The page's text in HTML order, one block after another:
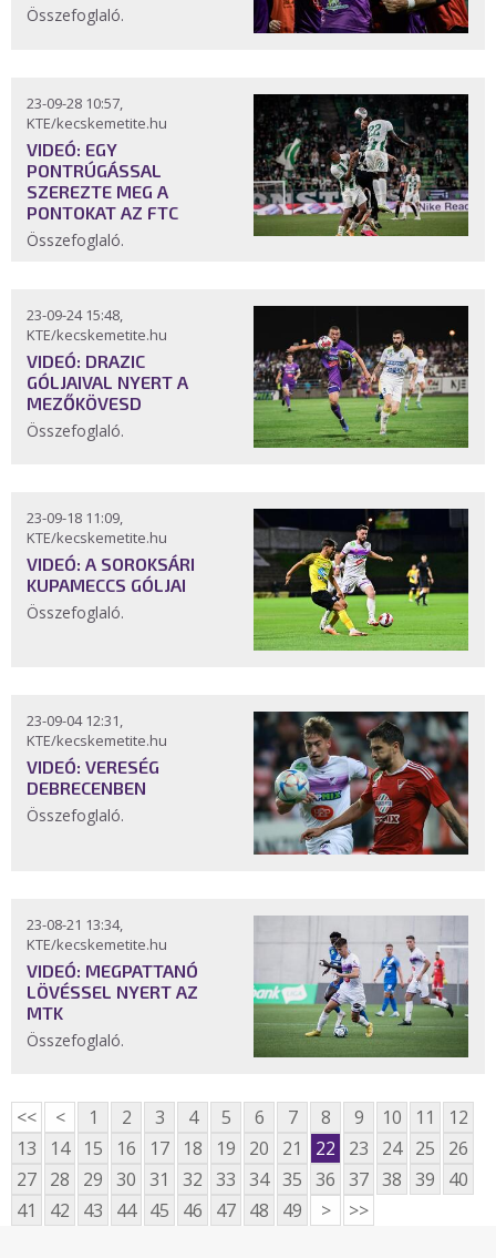
Összefoglaló.
23-09-28 10:57,
KTE/kecskemetite.hu
VIDEÓ: EGY
PONTRÚGÁSSAL
SZEREZTE MEG A
PONTOKAT AZ FTC
Összefoglaló.
23-09-24 15:48,
KTE/kecskemetite.hu
VIDEÓ: DRAZIC
GÓLJAIVAL NYERT A
MEZŐKÖVESD
Összefoglaló.
23-09-18 11:09,
KTE/kecskemetite.hu
VIDEÓ: A SOROKSÁRI
KUPAMECCS GÓLJAI
Összefoglaló.
23-09-04 12:31,
KTE/kecskemetite.hu
VIDEÓ: VERESÉG
DEBRECENBEN
Összefoglaló.
23-08-21 13:34,
KTE/kecskemetite.hu
VIDEÓ: MEGPATTANÓ
LÖVÉSSEL NYERT AZ
MTK
Összefoglaló.
<< < 1 2 3 4 5 6 7 8 9 10 11
12
13
14 15 16 17 18 19 20 21 22 23 24 25
26
27 28 29 30 31 32 33 34 35 36 37 38 39
40
41
42 43 44 45 46 47 48 49 > >>